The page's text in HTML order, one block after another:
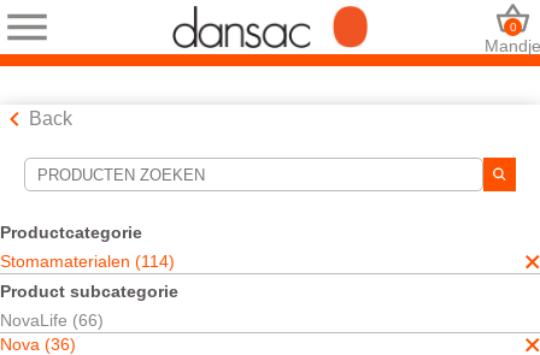
Mandje
0
Back
Productcategorie
Stomamaterialen (114)
Product subcategorie
NovaLife (66)
Nova (36)
Hulpmiddelen voor zoekopdrachten
Uw selecties:
Stomamaterialen
Nova
Open zakjes
Uw selectie komt overeen met12resultaten